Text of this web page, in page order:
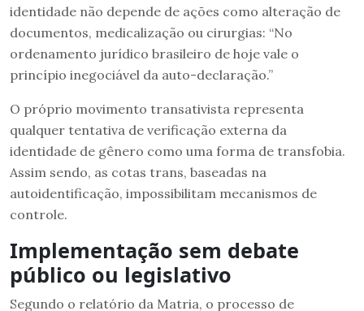
identidade não depende de ações como alteração de
documentos, medicalização ou cirurgias: “No
ordenamento jurídico brasileiro de hoje vale o
princípio inegociável da auto-declaração.”
O próprio movimento transativista representa
qualquer tentativa de verificação externa da
identidade de gênero como uma forma de transfobia.
Assim sendo, as cotas trans, baseadas na
autoidentificação, impossibilitam mecanismos de
controle.
Implementação sem debate
público ou legislativo
Segundo o relatório da Matria, o processo de